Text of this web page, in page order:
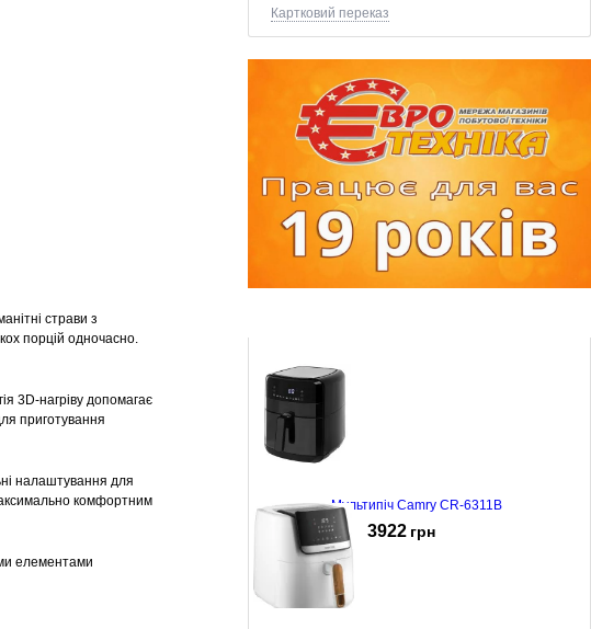
Картковий переказ
Мультипіч Camry CR-6311B
3922 грн
страви з
порцій одночасно.
3D-нагріву допомагає
приготування
налаштування для
комфортним
елементами